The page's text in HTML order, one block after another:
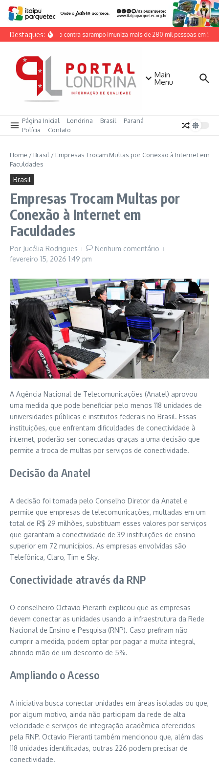
Ir para o conteúdo
Destaques:Vacinação contra sarampo imuniza mais de 280 mil pessoas em São
Main
Menu
Página Inicial Londrina Brasil
Paraná
Polícia
Contato
Home / Brasil / Empresas Trocam Multas por Conexão à Internet em
Faculdades
Brasil
Empresas Trocam Multas por
Conexão à Internet em
Faculdades
Por Jucélia Rodrigues
Nenhum comentário
fevereiro 15, 2026 1:49 pm
A Agência Nacional de Telecomunicações (Anatel) aprovou
uma medida que pode beneficiar pelo menos 118 unidades de
universidades públicas e institutos federais no Brasil. Essas
instituições, que enfrentam dificuldades de conectividade à
internet, poderão ser conectadas graças a uma decisão que
permite a troca de multas por serviços de conectividade.
Decisão da Anatel
A decisão foi tomada pelo Conselho Diretor da Anatel e
permite que empresas de telecomunicações, multadas em um
total de R$ 29 milhões, substituam esses valores por serviços
que garantam a conectividade de 39 instituições de ensino
superior em 72 municípios. As empresas envolvidas são
Telefônica, Claro, Tim e Sky.
Conectividade através da RNP
O conselheiro Octavio Pieranti explicou que as empresas
devem conectar as unidades usando a infraestrutura da Rede
Nacional de Ensino e Pesquisa (RNP). Caso prefiram não
cumprir a medida, podem optar por pagar a multa integral,
abrindo mão de um desconto de 5%.
Ampliando o Acesso
A iniciativa busca conectar unidades em áreas isoladas ou que,
por algum motivo, ainda não participam da rede de alta
velocidade e serviços de integração acadêmica oferecidos
pela RNP. Octavio Pieranti também mencionou que, além das
118 unidades identificadas, outras 226 podem precisar de
conectividade.